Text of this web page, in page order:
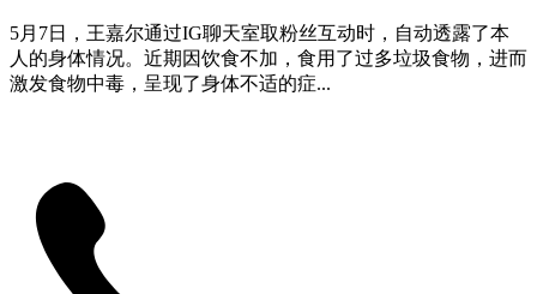
5月7日，王嘉尔通过IG聊天室取粉丝互动时，自动透露了本
人的身体情况。近期因饮食不加，食用了过多垃圾食物，进而
激发食物中毒，呈现了身体不适的症...